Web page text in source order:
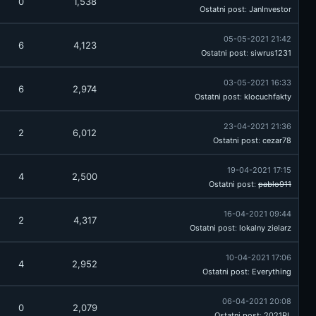
Ostatni post: JanInvestor
6 4,123
05-05-2021 21:42
Ostatni post: siwrus1231
6 2,974
03-05-2021 16:33
Ostatni post: klocuchfakty
2 6,012
23-04-2021 21:36
Ostatni post: cezar78
4 2,500
19-04-2021 17:15
Ostatni post: pablo911
2 4,317
16-04-2021 09:44
Ostatni post: lokalny zielarz
4 2,952
10-04-2021 17:06
Ostatni post: Everything
0 2,079
06-04-2021 20:08